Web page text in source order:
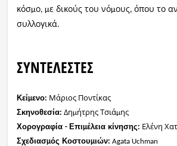
κόσμο, με δικούς του νόμους, όπου το
συλλογικά.
ΣΥΝΤΕΛΕΣΤΕΣ
Κείμενο: Μάριος Ποντίκας
Σκηνοθεσία: ΔημήτρηςΤσιάμης
Χορογραφία - Επιμέλεια κίνησης: Ελένη
Σχεδιασμός Κοστουμιών: Agata Uchman